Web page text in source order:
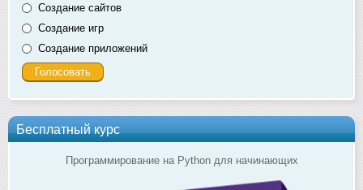
Создание сайтов
Создание игр
Создание приложений
Бесплатный курс
Программирование на Python для начинающих